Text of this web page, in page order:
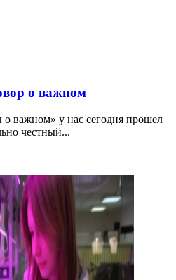
о важном
важном» у нас сегодня прошел
честный...